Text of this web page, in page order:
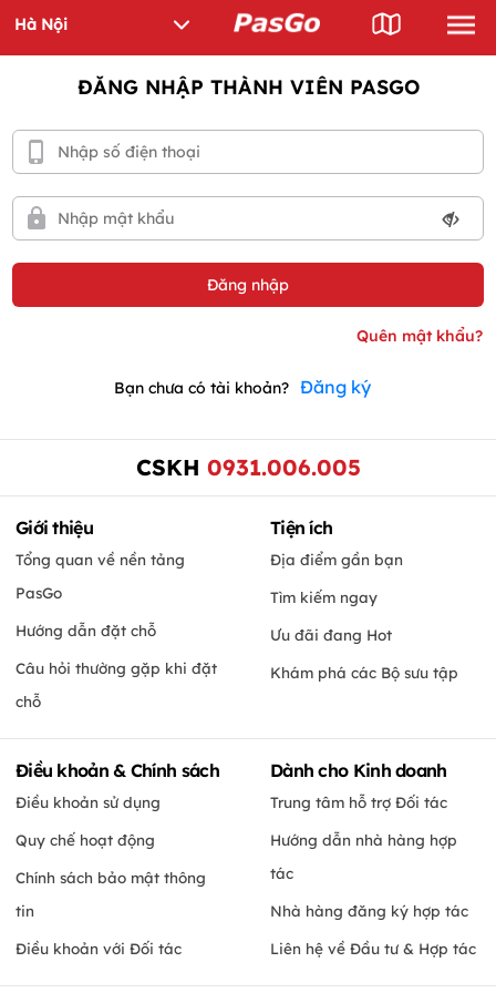
ĐĂNG NHẬP THÀNH VIÊN PASGO
Bạn chưa có tài khoản? Đăng ký
CSKH 0931.006.005
Giới thiệu
Tổng quan về nền tảng
PasGo
Hướng dẫn đặt chỗ
Câu hỏi thường gặp khi đặt
chỗ
Tiện ích
Địa điểm gần bạn
Tìm kiếm ngay
Ưu đãi đang Hot
Khám phá các Bộ sưu tập
Điều khoản & Chính sách
Điều khoản sử dụng
Quy chế hoạt động
Chính sách bảo mật thông
tin
Điều khoản với Đối tác
Dành cho Kinh doanh
Trung tâm hỗ trợ Đối tác
Hướng dẫn nhà hàng hợp
tác
Nhà hàng đăng ký hợp tác
Liên hệ về Đầu tư & Hợp tác